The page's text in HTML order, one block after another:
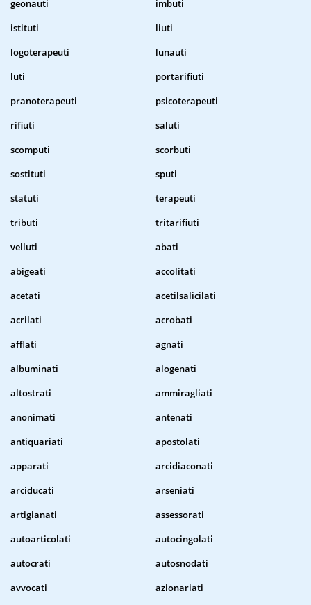
geonauti
imbuti
istituti
liuti
logoterapeuti
lunauti
luti
portarifiuti
pranoterapeuti
psicoterapeuti
rifiuti
saluti
scomputi
scorbuti
sostituti
sputi
statuti
terapeuti
tributi
tritarifiuti
velluti
abati
abigeati
accolitati
acetati
acetilsalicilati
acrilati
acrobati
afflati
agnati
albuminati
alogenati
altostrati
ammiragliati
anonimati
antenati
antiquariati
apostolati
apparati
arcidiaconati
arciducati
arseniati
artigianati
assessorati
autoarticolati
autocingolati
autocrati
autosnodati
avvocati
azionariati